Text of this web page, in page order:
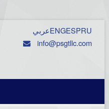
عربيENGESPRU
info@psgtllc.com